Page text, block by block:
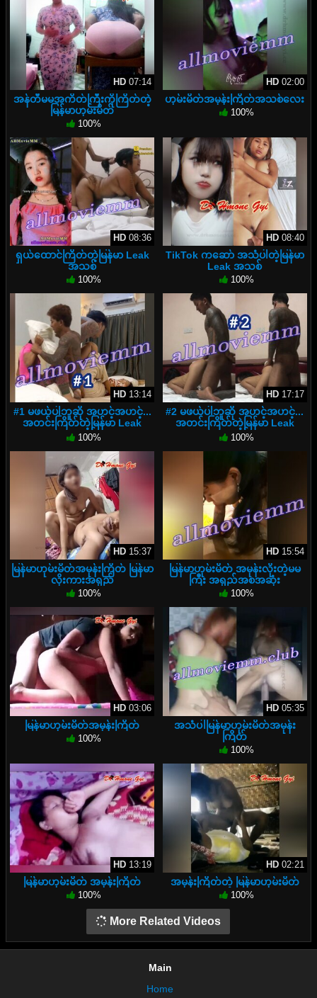
HD07:14
အန်တီမမအကိတ်ကြီးကိုကြိတ်တဲ့
မြန်မာဟုမ်းမိတ်
100%
HD02:00
ဟုမ်းမိတ်အမုန်းကြိတ်အသစ်လေး
100%
HD08:36
ရှယ်ထောင်ကြိတ်တဲ့မြန်မာ Leak
အသစ်
100%
HD08:40
TikTok ကဆော် အသံပါတဲ့မြန်မာ
Leak အသစ်
100%
HD13:14
#1 မဖယ်ပါဘူဆို အဟင့်အဟင့်...
အတင်းကြိတ်တဲ့မြန်မာ Leak
အသစ်
100%
HD17:17
#2 မဖယ်ပါဘူဆို အဟင့်အဟင့်...
အတင်းကြိတ်တဲ့မြန်မာ Leak
အသစ်
100%
HD15:37
မြန်မာဟုမ်းမိတ်အမုန်းကြိတ် မြန်မာ
လိုးကားအရှည်
100%
HD15:54
မြန်မာဟုမ်းမိတ် အမုန်းလိုးတဲ့မမ
ကြီး အရှည်အစအဆုံး
100%
HD03:06
မြန်မာဟုမ်းမိတ်အမုန်းကြိတ်
100%
HD05:35
အသံပါမြန်မာဟုမ်းမိတ်အမုန်း
ကြိတ်
100%
HD13:19
မြန်မာဟုမ်းမိတ် အမုန်းကြိတ်
100%
HD02:21
အမုန်းကြိတ်တဲ့ မြန်မာဟုမ်းမိတ်
100%
More Related Videos
Main
Home